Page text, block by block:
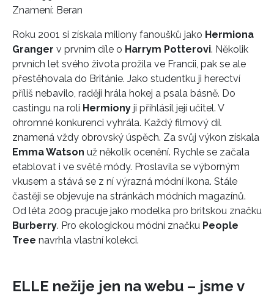
Znamení: Beran
Roku 2001 si získala miliony fanoušků jako Hermiona
Granger v prvním díle o Harrym Potterovi. Několik
prvních let svého života prožila ve Francii, pak se ale
přestěhovala do Británie. Jako studentku ji herectví
příliš nebavilo, raději hrála hokej a psala básně. Do
castingu na roli Hermiony ji přihlásil její učitel. V
ohromné konkurenci vyhrála. Každý filmový díl
znamená vždy obrovský úspěch. Za svůj výkon získala
Emma Watson už několik ocenění. Rychle se začala
etablovat i ve světě módy. Proslavila se výborným
vkusem a stává se z ní výrazná módní ikona. Stále
častěji se objevuje na stránkách módních magazínů.
Od léta 2009 pracuje jako modelka pro britskou značku
Burberry. Pro ekologickou módní značku People
Tree navrhla vlastní kolekci.
ELLE nežije jen na webu – jsme v